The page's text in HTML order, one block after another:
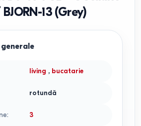
13 (Grey)
living , bucatarie
rotundă
: 3